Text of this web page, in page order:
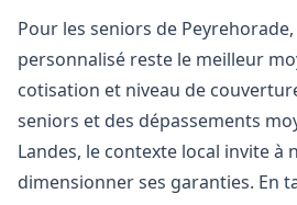
Pour les seniors de
personnalisé reste le meilleur
cotisation et niveau de
seniors et des dépassements
Landes, le contexte local invite à
dimensionner ses garanties. En